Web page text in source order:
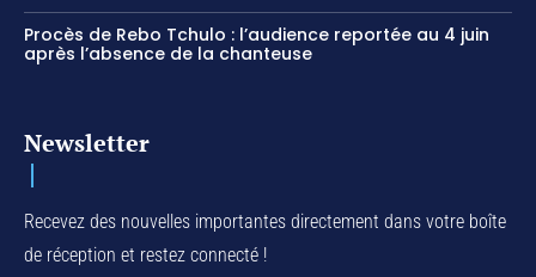
Procès de Rebo Tchulo : l’audience reportée au 4 juin
après l’absence de la chanteuse
Newsletter
Recevez des nouvelles importantes directement dans votre boîte
de réception et restez connecté !